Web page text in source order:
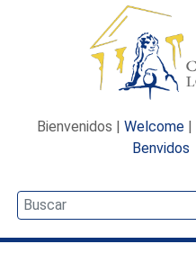
Bienvenidos | Welcome |
Benvidos